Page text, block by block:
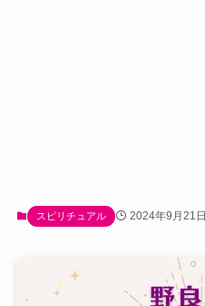
スピリチュアル 2024年9月21日